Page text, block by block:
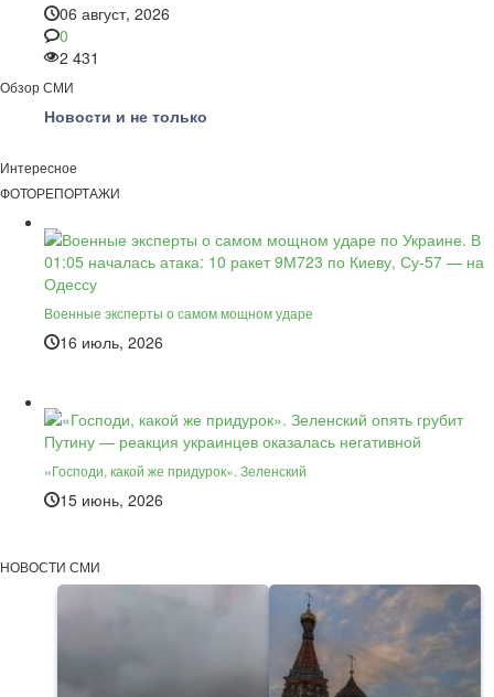
06 август, 2026
0
2 431
Обзор СМИ
Новости и не только
Интересное
ФОТОРЕПОРТАЖИ
Военные эксперты о самом мощном ударе
16 июль, 2026
«Господи, какой же придурок». Зеленский
15 июнь, 2026
НОВОСТИ СМИ